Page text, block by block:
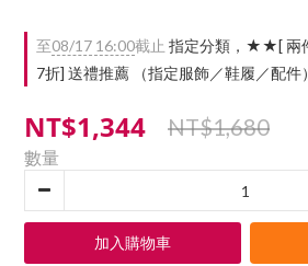
至08/17 16:00截止 指定分類，★★[ 兩
7折] 送禮推薦 （指定服飾／鞋履／配件）
NT$1,344 NT$1,680
數量
加入購物車